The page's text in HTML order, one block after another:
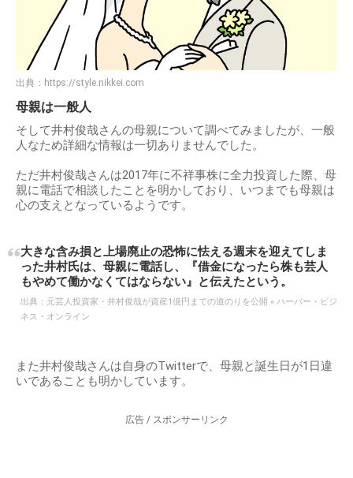
出典： https://style.nikkei.com
母親は一般人
そして井村俊哉さんの母親について調べてみましたが、一般
人なため詳細な情報は一切ありませんでした。
ただ井村俊哉さんは2017年に不祥事株に全力投資した際、母
親に電話で相談したことを明かしており、いつまでも母親は
心の支えとなっているようです。
大きな含み損と上場廃止の恐怖に怯える週末を迎えてしま
った井村氏は、母親に電話し、『借金になったら株も芸人
もやめて働かなくてはならない』と伝えたという。
出典： 元芸人投資家・井村俊哉が資産1億円までの道のりを公開 « ハーバー・ビジ
ネス・オンライン
また井村俊哉さんは自身のTwitterで、母親と誕生日が1日違
いであることも明かしています。
広告 / スポンサーリンク